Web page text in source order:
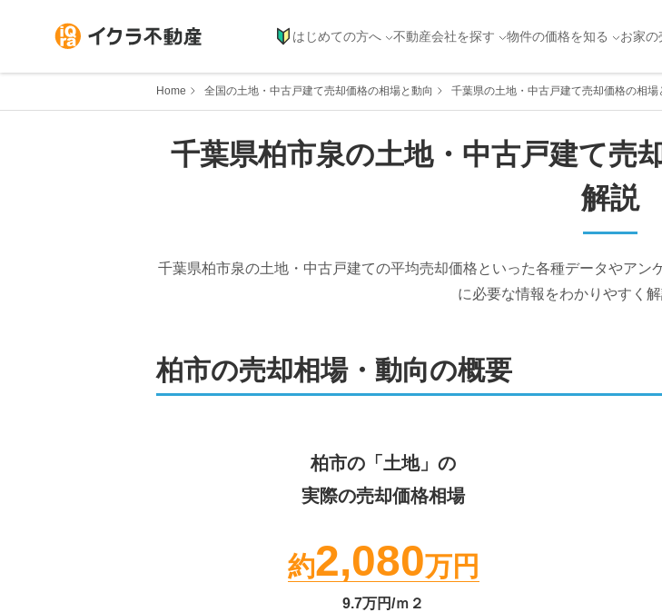
はじめての方へ 不動産会社を探す 物件の価格を知る お家の
Home 全国の土地・中古戸建て売却価格の相場と動向 千葉県の土地・中古戸建て売却価格の相場
千葉県柏市泉の土地・中古戸建て売
解説
千葉県柏市泉の土地・中古戸建ての平均売却価格といった各種データやア
に必要な情報をわかりやすく解
柏市の売却相場・動向の概要
柏市の「土地」の
実際の売却価格相場
約2,080万円
9.7万円/ｍ２